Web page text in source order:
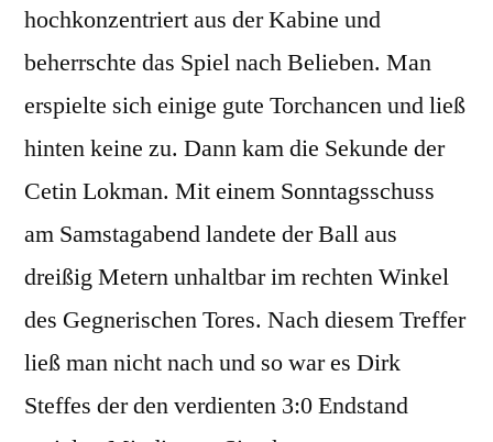
hochkonzentriert aus der Kabine und
beherrschte das Spiel nach Belieben. Man
erspielte sich einige gute Torchancen und ließ
hinten keine zu. Dann kam die Sekunde der
Cetin Lokman. Mit einem Sonntagsschuss
am Samstagabend landete der Ball aus
dreißig Metern unhaltbar im rechten Winkel
des Gegnerischen Tores. Nach diesem Treffer
ließ man nicht nach und so war es Dirk
Steffes der den verdienten 3:0 Endstand